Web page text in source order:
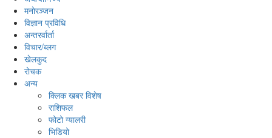
मनाेरञ्जन
विज्ञान प्रविधि
अन्तरर्वार्ता
विचार/ब्लग
खेलकुद
रोचक
अन्य
क्लिक खबर विशेष
राशिफल
फोटो ग्यालरी
भिडियो